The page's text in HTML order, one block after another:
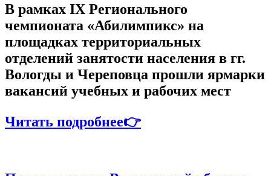
В рамках IX Регионального
чемпионата «Абилимпикс» на
площадках территориальных
отделений занятости населения в гг.
Вологды и Череповца прошли ярмарки
вакансий учебных и рабочих мест
Читать подробнее👉